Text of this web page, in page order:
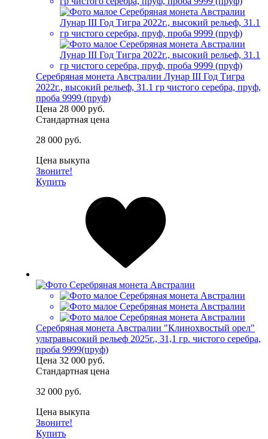
Серебряная монета Австралии Лунар III Год Тигра
2022г., высокий рельеф, 31.1 гр чистого серебра, пруф,
проба 9999 (пруф)
Цена 28 000 руб.
Стандартная цена
28 000 руб.
Цена выкупа
Звоните!
Купить
Серебряная монета Австралии "Клинохвостый орел"
ультравысокий рельеф 2025г., 31,1 гр. чистого серебра,
проба 9999(пруф)
Цена 32 000 руб.
Стандартная цена
32 000 руб.
Цена выкупа
Звоните!
Купить